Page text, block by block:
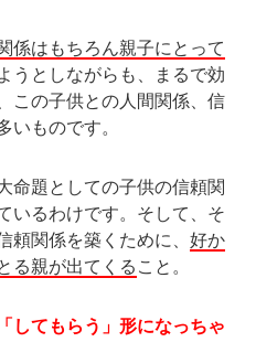
係はもちろん親子にとって
うとしながらも、まるで効
この子供との人間関係、信
いものです。
命題としての子供の信頼関
いるわけです。そして、そ
頼関係を築くために、 好か
る親が出てくる こと。
してもらう」形になっちゃ